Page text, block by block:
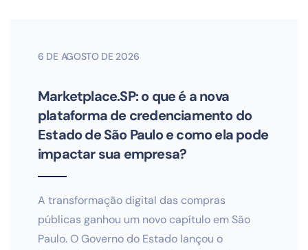
6 DE AGOSTO DE 2026
Marketplace.SP: o que é a nova
plataforma de credenciamento do
Estado de São Paulo e como ela pode
impactar sua empresa?
A transformação digital das compras
públicas ganhou um novo capítulo em São
Paulo. O Governo do Estado lançou o